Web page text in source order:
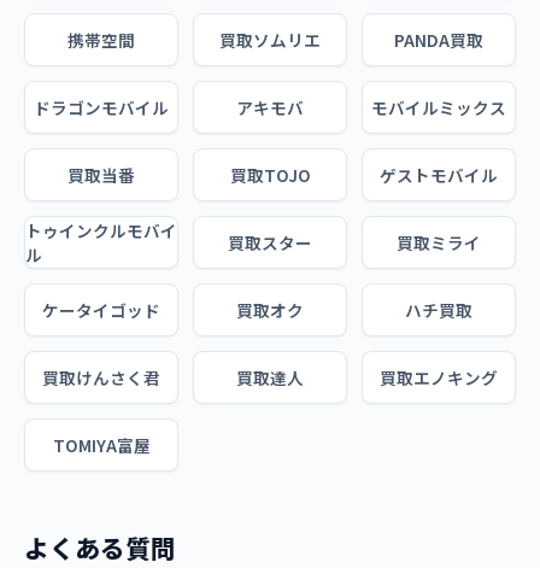
携帯空間 買取ソムリエ PANDA買取
ドラゴンモバイル アキモバ モバイルミックス
買取当番 買取TOJO ゲストモバイル
トゥインクルモバイ
ル
買取スター 買取ミライ
ケータイゴッド 買取オク ハチ買取
買取けんさく君 買取達人 買取エノキング
TOMIYA富屋
よくある質問